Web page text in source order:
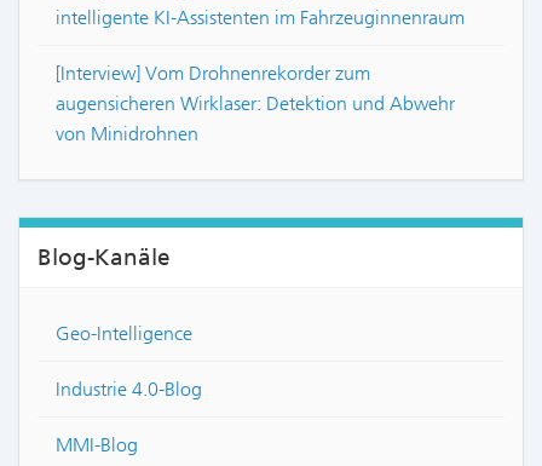
intelligente KI-Assistenten im Fahrzeuginnenraum
[Interview] Vom Drohnenrekorder zum
augensicheren Wirklaser: Detektion und Abwehr
von Minidrohnen
Blog-Kanäle
Geo-Intelligence
Industrie 4.0-Blog
MMI-Blog